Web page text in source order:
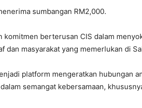
sumbangan RM2,000.
komitmen berterusan CIS dalam
dan masyarakat yang memerlukan di
platform mengeratkan hubungan
semangat kebersamaan,